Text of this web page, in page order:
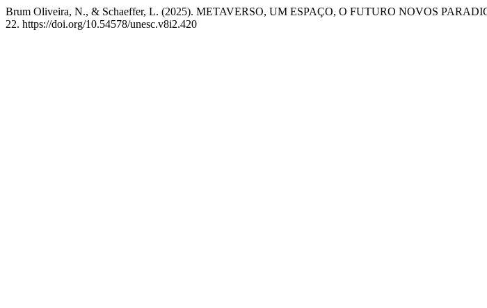
Brum Oliveira, N., & Schaeffer, L. (2025). METAVERSO, UM ESPAÇO, O FUTURO NOVOS
22. https://doi.org/10.54578/unesc.v8i2.420